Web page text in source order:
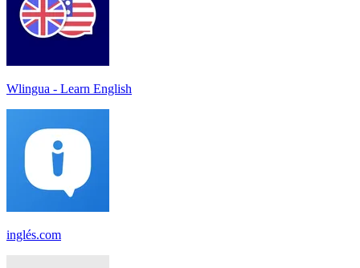
Wlingua - Learn English
inglés.com